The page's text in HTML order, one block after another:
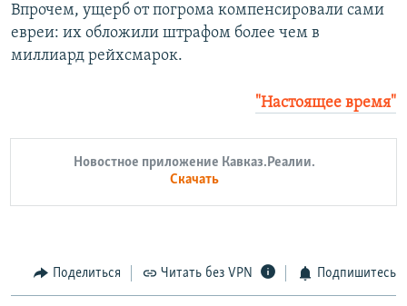
Впрочем, ущерб от погрома компенсировали сами
евреи: их обложили штрафом более чем в
миллиард рейхсмарок.
"Настоящее время"
Новостное приложение Кавказ.Реалии.
Скачать
Поделиться Читать без VPN Подпишитесь